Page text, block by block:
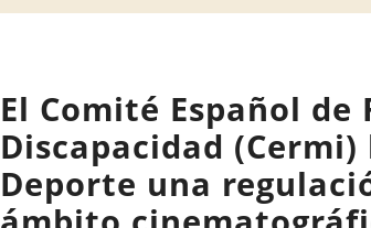
El Comité Español
Discapacidad
Deporte una